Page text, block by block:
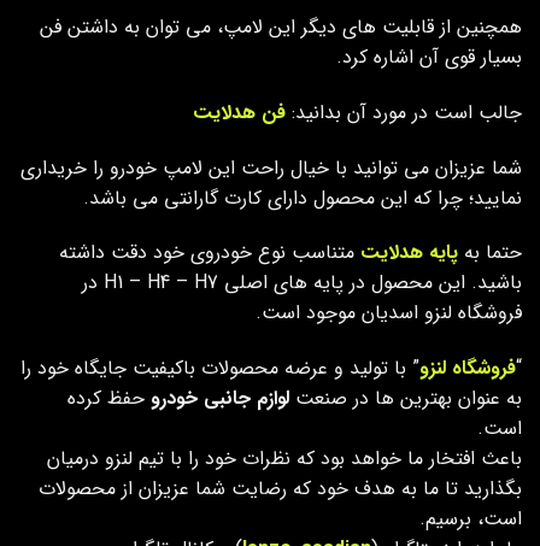
همچنین از قابلیت های دیگر این لامپ، می توان به داشتن فن
بسیار قوی آن اشاره کرد.
جالب است در مورد آن بدانید: فن هدلایت
شما عزیزان می توانید با خیال راحت این لامپ خودرو را خریداری
نمایید؛ چرا که این محصول دارای کارت گارانتی می باشد.
حتما به پایه هدلایت متناسب نوع خودروی خود دقت داشته
باشید. این محصول در پایه های اصلی H1 – H4 – H7 در
فروشگاه لنزو اسدیان موجود است.
“فروشگاه لنزو” با تولید و عرضه محصولات باکیفیت جایگاه خود را
به عنوان بهترین ها در صنعت لوازم جانبی خودرو حفظ کرده
است.
باعث افتخار ما خواهد بود که نظرات خود را با تیم لنزو درمیان
بگذارید تا ما به هدف خود که رضایت شما عزیزان از محصولات
است، برسیم.